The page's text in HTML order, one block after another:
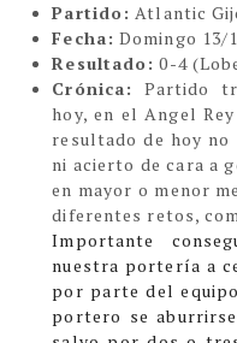
Partido: Atlantic
Fecha: Domingo 13/
Resultado: 0-4
Crónica:
Partido
hoy, en el Angel
resultado de hoy
ni acierto de cara a
en mayor o menor
diferentes retos,
Importante
nuestra portería a
por parte del
portero se